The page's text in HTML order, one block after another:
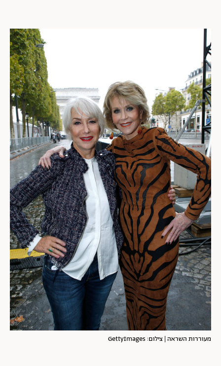
מעוררות השראה | צילום: GettyImages